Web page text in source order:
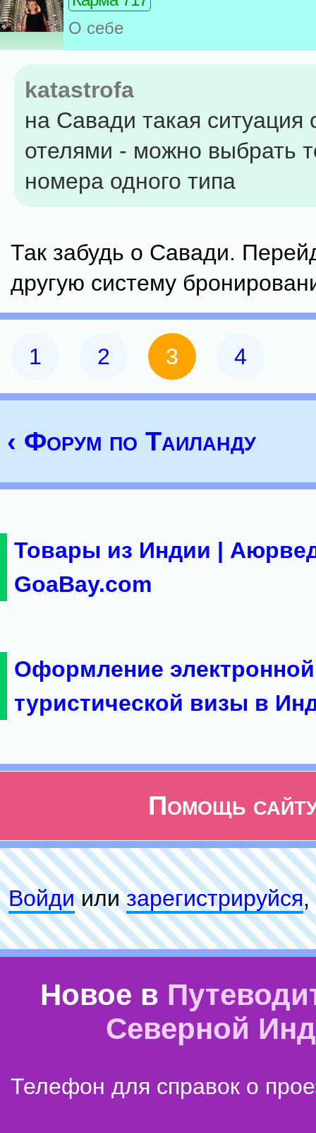
О себе
katastrofa
на Савади такая ситуация
отелями - можно выбрать
номера одного типа
Так забудь о Савади.
другую систему
1 2 3 4
‹ Форум по Таиланду
Товары из Индии |
GoaBay.com
Оформление электронной
туристической визы в
Помощь
Войдиилизарeгиcтpируйся,
Новое в
Северной
Телефон для справок о